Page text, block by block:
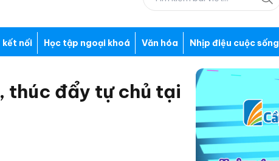
nối Học tập ngoại khoá Văn hóa Nhịp điệu cuộc sống
thúc đẩy tự chủ tại